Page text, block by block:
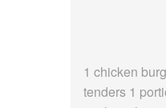
1 chicken
tenders 1